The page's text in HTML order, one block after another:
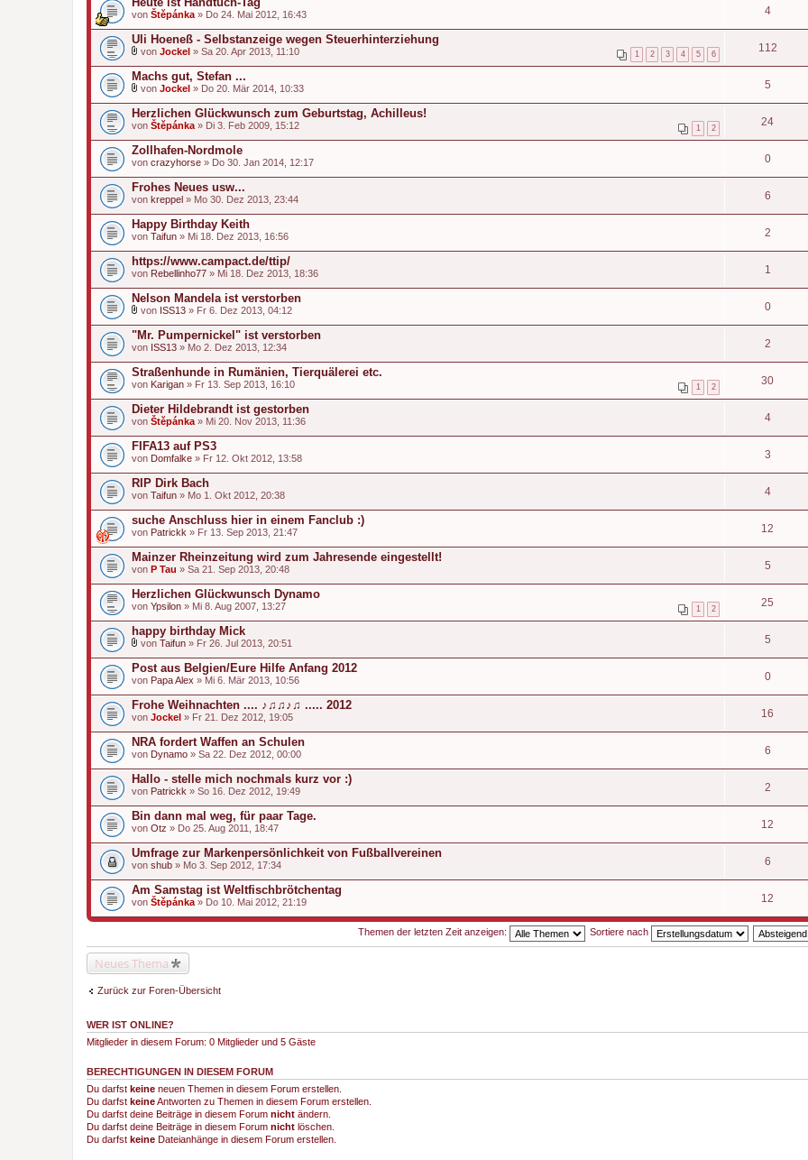
von Štěpánka » Do 24. Mai 2012, 16:43 4
Uli Hoeneß - Selbstanzeige wegen Steuerhinterziehung
1 2 3 4 5 6
a
t
e
i
a
n
a
n
g
von Jockel » Sa 20. Apr 2013, 11:10 112
Machs gut, Stefan ...
a
t
e
i
a
n
a
n
g
von Jockel » Do 20. Mär 2014, 10:33 5
Herzlichen Glückwunsch zum Geburtstag, Achilleus!
1 2
von Štěpánka » Di 3. Feb 2009, 15:12 24
Zollhafen-Nordmole
von crazyhorse » Do 30. Jan 2014, 12:17 0
Frohes Neues usw...
von kreppel » Mo 30. Dez 2013, 23:44 6
Happy Birthday Keith
von Taifun » Mi 18. Dez 2013, 16:56 2
https://www.campact.de/ttip/
von Rebellinho77 » Mi 18. Dez 2013, 18:36 1
Nelson Mandela ist verstorben
a
t
e
i
a
n
a
n
g
von ISS13 » Fr 6. Dez 2013, 04:12 0
"Mr. Pumpernickel" ist verstorben
von ISS13 » Mo 2. Dez 2013, 12:34 2
Straßenhunde in Rumänien, Tierquälerei etc.
1 2
von Karigan » Fr 13. Sep 2013, 16:10 30
Dieter Hildebrandt ist gestorben
von Štěpánka » Mi 20. Nov 2013, 11:36 4
FIFA13 auf PS3
von Domfalke » Fr 12. Okt 2012, 13:58 3
RIP Dirk Bach
von Taifun » Mo 1. Okt 2012, 20:38 4
suche Anschluss hier in einem Fanclub :)
von Patrickk » Fr 13. Sep 2013, 21:47 12
Mainzer Rheinzeitung wird zum Jahresende eingestellt!
von P Tau » Sa 21. Sep 2013, 20:48 5
Herzlichen Glückwunsch Dynamo
1 2
von Ypsilon » Mi 8. Aug 2007, 13:27 25
happy birthday Mick
a
t
e
i
a
n
a
n
g
von Taifun » Fr 26. Jul 2013, 20:51 5
Post aus Belgien/Eure Hilfe Anfang 2012
von Papa Alex » Mi 6. Mär 2013, 10:56 0
Frohe Weihnachten .... ♪♫♫♪♫ ..... 2012
von Jockel » Fr 21. Dez 2012, 19:05 16
NRA fordert Waffen an Schulen
von Dynamo » Sa 22. Dez 2012, 00:00 6
Hallo - stelle mich nochmals kurz vor :)
von Patrickk » So 16. Dez 2012, 19:49 2
Bin dann mal weg, für paar Tage.
von Otz » Do 25. Aug 2011, 18:47 12
Umfrage zur Markenpersönlichkeit von Fußballvereinen
von shub » Mo 3. Sep 2012, 17:34 6
Am Samstag ist Weltfischbrötchentag
von Štěpánka » Do 10. Mai 2012, 21:19 12
Themen der letzten Zeit anzeigen: Sortiere nach
Neues Thema
Zurück zur Foren-Übersicht
WER IST ONLINE?
Mitglieder in diesem Forum: 0 Mitglieder und 5 Gäste
BERECHTIGUNGEN IN DIESEM FORUM
Du darfst keine neuen Themen in diesem Forum erstellen.
Du darfst keineAntworten zu Themen in diesem Forum erstellen.
Du darfst deine Beiträge in diesem Forum nicht ändern.
Du darfst deine Beiträge in diesem Forum nicht löschen.
Du darfst keine Dateianhänge in diesem Forum erstellen.